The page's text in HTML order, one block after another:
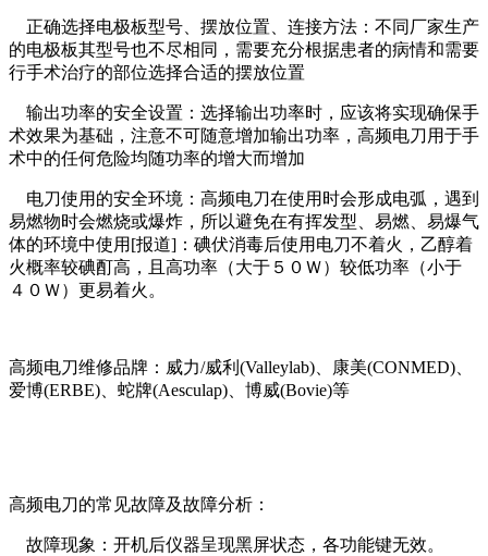
正确选择电极板型号、摆放位置、连接方法：不同厂家生产
的电极板其型号也不尽相同，需要充分根据患者的病情和需要
行手术治疗的部位选择合适的摆放位置
输出功率的安全设置：选择输出功率时，应该将实现确保手
术效果为基础，注意不可随意增加输出功率，高频电刀用于手
术中的任何危险均随功率的增大而增加
电刀使用的安全环境：高频电刀在使用时会形成电弧，遇到
易燃物时会燃烧或爆炸，所以避免在有挥发型、易燃、易爆气
体的环境中使用[报道]：碘伏消毒后使用电刀不着火，乙醇着
火概率较碘酊高，且高功率（大于５０Ｗ）较低功率（小于
４０Ｗ）更易着火。
高频电刀维修品牌：威力/威利(Valleylab)、康美(CONMED)、
爱博(ERBE)、蛇牌(Aesculap)、博威(Bovie)等
高频电刀的常见故障及故障分析：
故障现象：开机后仪器呈现黑屏状态，各功能键无效。